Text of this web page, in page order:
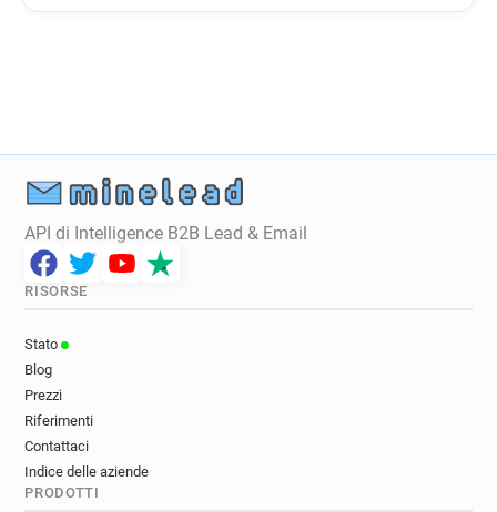
API di Intelligence B2B Lead & Email
RISORSE
Stato
Blog
Prezzi
Riferimenti
Contattaci
Indice delle aziende
PRODOTTI